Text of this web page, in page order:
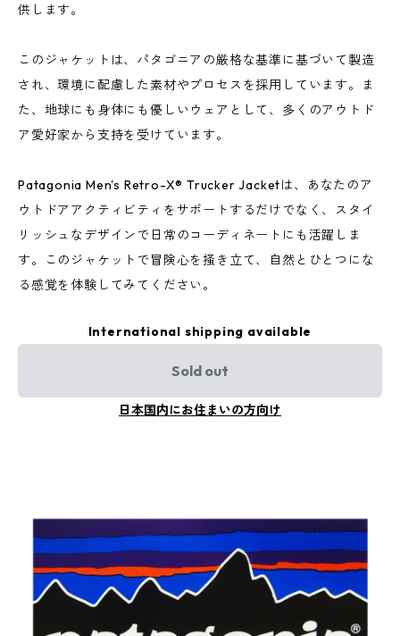
供します。
このジャケットは、パタゴニアの厳格な基準に基づいて製造
され、環境に配慮した素材やプロセスを採用しています。ま
た、地球にも身体にも優しいウェアとして、多くのアウトド
ア愛好家から支持を受けています。
Patagonia Men's Retro-X® Trucker Jacketは、あなたのア
ウトドアアクティビティをサポートするだけでなく、スタイ
リッシュなデザインで日常のコーディネートにも活躍しま
す。このジャケットで冒険心を掻き立て、自然とひとつにな
る感覚を体験してみてください。
International shipping available
Sold out
日本国内にお住まいの方向け